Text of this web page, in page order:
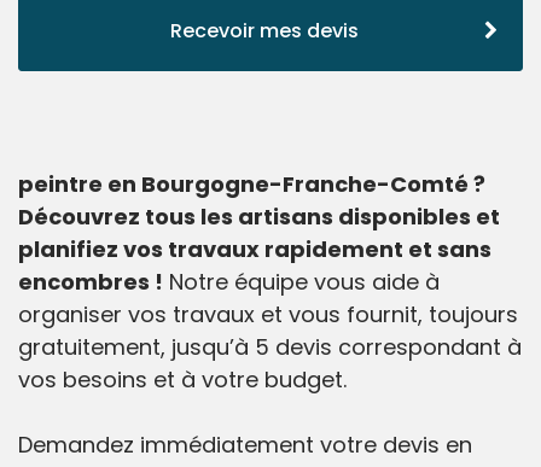
Recevoir mes devis
peintre en Bourgogne-Franche-Comté ?
Découvrez tous les artisans disponibles et
planifiez vos travaux rapidement et sans
encombres ! Notre équipe vous aide à
organiser vos travaux et vous fournit, toujours
gratuitement, jusqu’à 5 devis correspondant à
vos besoins et à votre budget.
Demandez immédiatement votre devis en